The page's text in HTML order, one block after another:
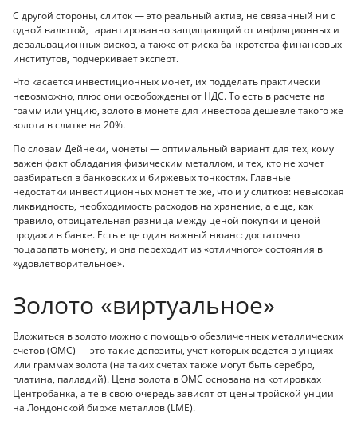
С другой стороны, слиток — это реальный актив, не связанный ни с
одной валютой, гарантированно защищающий от инфляционных и
девальвационных рисков, а также от риска банкротства финансовых
институтов, подчеркивает эксперт.
Что касается инвестиционных монет, их подделать практически
невозможно, плюс они освобождены от НДС. То есть в расчете на
грамм или унцию, золото в монете для инвестора дешевле такого же
золота в слитке на 20%.
По словам Дейнеки, монеты — оптимальный вариант для тех, кому
важен факт обладания физическим металлом, и тех, кто не хочет
разбираться в банковских и биржевых тонкостях. Главные
недостатки инвестиционных монет те же, что и у слитков: невысокая
ликвидность, необходимость расходов на хранение, а еще, как
правило, отрицательная разница между ценой покупки и ценой
продажи в банке. Есть еще один важный нюанс: достаточно
поцарапать монету, и она переходит из «отличного» состояния в
«удовлетворительное».
Золото «виртуальное»
Вложиться в золото можно с помощью обезличенных металлических
счетов (ОМС) — это такие депозиты, учет которых ведется в унциях
или граммах золота (на таких счетах также могут быть серебро,
платина, палладий). Цена золота в ОМС основана на котировках
Центробанка, а те в свою очередь зависят от цены тройской унции
на Лондонской бирже металлов (LME).